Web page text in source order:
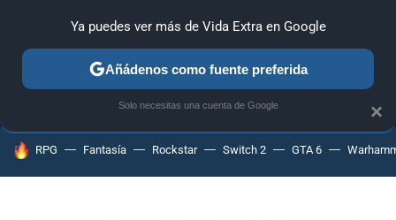
ANÁLISIS GUÍAS Y TRUCOS PC SONY NINTENDO
HOY SE HABLA DE
RPG Fantasía Rockstar Switch 2 GTA 6
×
Ya puedes ver más de Vida Extra en Google
Añádenos como fuente preferida
Solo necesitas una cuenta de Google